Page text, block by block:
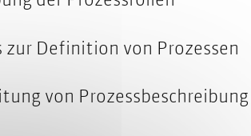
zur Definition von Prozessen
von